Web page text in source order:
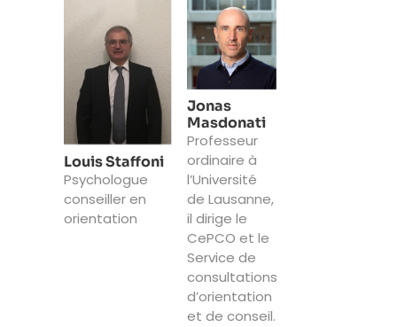
Louis Staffoni
Psychologue
conseiller en
orientation
Jonas
Masdonati
Professeur
ordinaire à
l’Université
de Lausanne,
il dirige le
CePCO et le
Service de
consultations
d’orientation
et de conseil.